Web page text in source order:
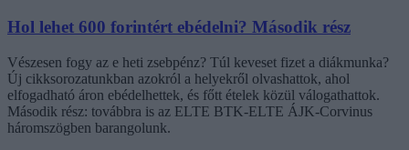
Hol lehet 600 forintért ebédelni? Második rész
Vészesen fogy az e heti zsebpénz? Túl keveset fizet a diákmunka?
Új cikksorozatunkban azokról a helyekről olvashattok, ahol
elfogadható áron ebédelhettek, és főtt ételek közül válogathattok.
Második rész: továbbra is az ELTE BTK-ELTE ÁJK-Corvinus
háromszögben barangolunk.